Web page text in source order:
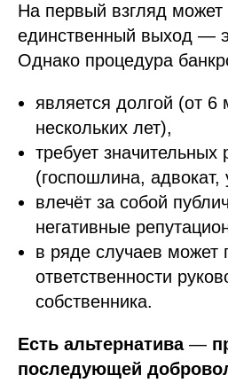
На первый взгляд может
единственный выход —
Однако процедура
является долгой (от 6
нескольких лет),
требует значительных
(госпошлина,
влечёт за собой
негативные
в ряде случаев может
ответственности
собственника.
Есть альтернатива—
последующей